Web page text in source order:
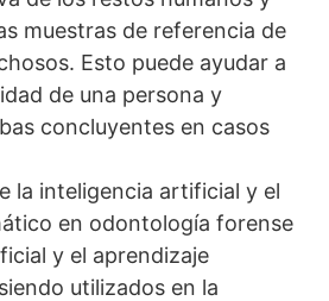
muestras de referencia de
Esto puede ayudar a
de una persona y
concluyentes en casos
la inteligencia artificial y el
en odontología forense
y el aprendizaje
utilizados en la